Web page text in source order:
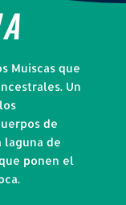
Muiscas que
Un
de
laguna de
ponen el